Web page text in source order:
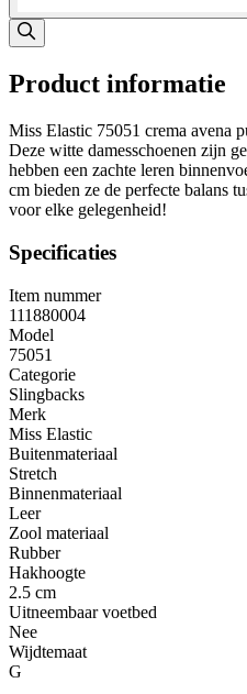
Product informatie
Miss Elastic 75051 crema avena
Deze witte damesschoenen zijn
hebben een zachte leren
cm bieden ze de perfecte balans
voor elke gelegenheid!
Specificaties
Item nummer
111880004
Model
75051
Categorie
Slingbacks
Merk
Miss Elastic
Buitenmateriaal
Stretch
Binnenmateriaal
Leer
Zool materiaal
Rubber
Hakhoogte
2.5 cm
Uitneembaar voetbed
Nee
Wijdtemaat
G